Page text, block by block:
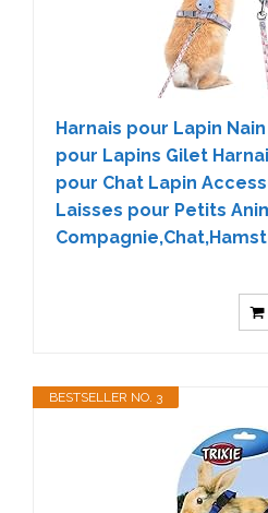
Harnais pour Lapin
pour Lapins Gilet
pour Chat Lapin
Laisses pour Petits
BESTSELLER NO. 3